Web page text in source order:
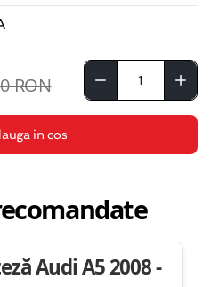
RON
in cos
Audi A5 2008 -